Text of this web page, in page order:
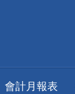
會計月報表